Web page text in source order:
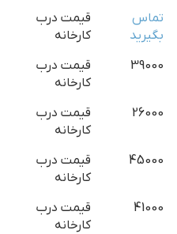
تماس
بگیرید
قیمت درب
کارخانه
39000
قیمت درب
کارخانه
26000
قیمت درب
کارخانه
45000
قیمت درب
کارخانه
41000
قیمت درب
کارخانه